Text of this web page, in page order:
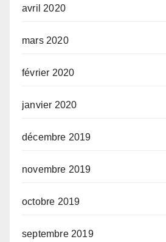
avril 2020
mars 2020
février 2020
janvier 2020
décembre 2019
novembre 2019
octobre 2019
septembre 2019